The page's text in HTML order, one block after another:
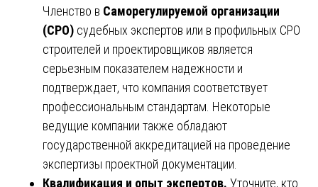
Членство в Саморегулируемой организации
(СРО) судебных экспертов или в профильных СРО
строителей и проектировщиков является
серьезным показателем надежности и
подтверждает, что компания соответствует
профессиональным стандартам. Некоторые
ведущие компании также обладают
государственной аккредитацией на проведение
экспертизы проектной документации.
Квалификация и опыт экспертов. Уточните, кто